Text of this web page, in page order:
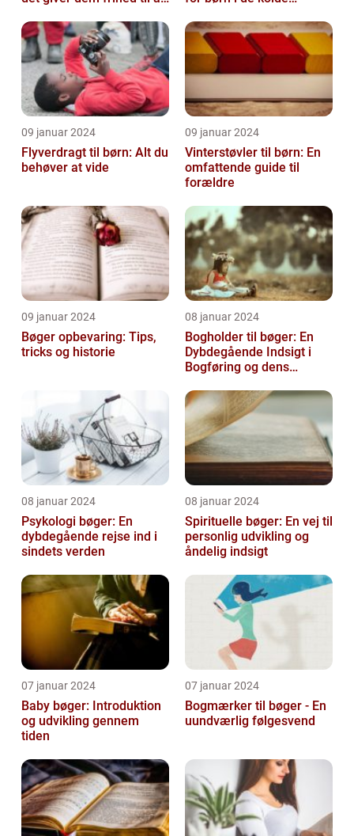
09 januar 2024
Flyverdragt til børn: Alt du
behøver at vide
09 januar 2024
Vinterstøvler til børn: En
omfattende guide til
forældre
09 januar 2024
Bøger opbevaring: Tips,
tricks og historie
08 januar 2024
Bogholder til bøger: En
Dybdegående Indsigt i
Bogføring og dens
08 januar 2024
Psykologi bøger: En
dybdegående rejse ind i
sindets verden
08 januar 2024
Spirituelle bøger: En vej til
personlig udvikling og
åndelig indsigt
07 januar 2024
Baby bøger: Introduktion
og udvikling gennem
tiden
07 januar 2024
Bogmærker til bøger - En
uundværlig følgesvend